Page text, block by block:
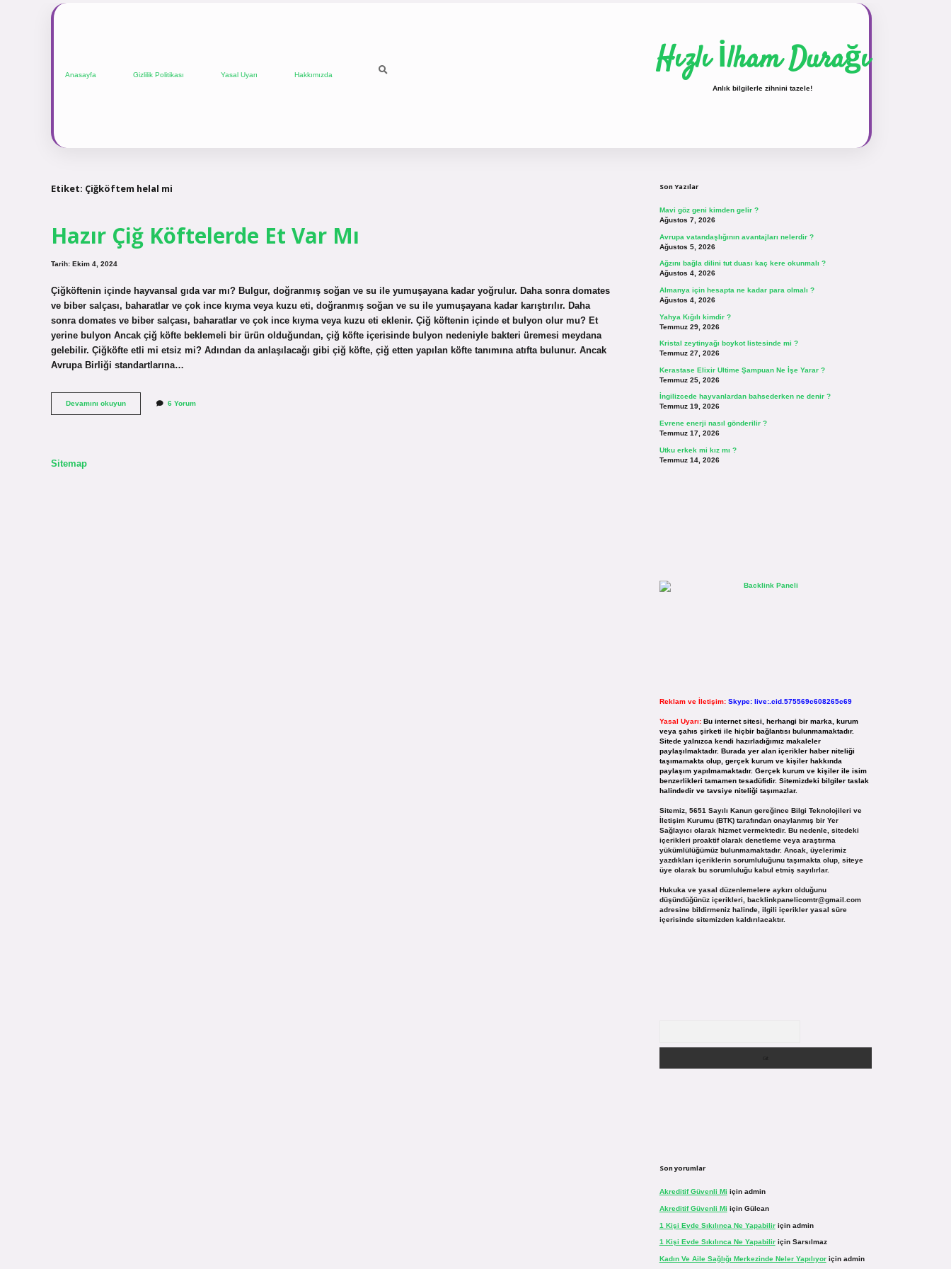
Anasayfa Gizlilik Politikası Yasal Uyarı Hakkımızda Hızlı İlham Durağı
Anlık bilgilerle zihnini tazele!
Etiket: Çiğköftem helal mi
Hazır Çiğ Köftelerde Et Var Mı
Tarih: Ekim 4, 2024
Çiğköftenin içinde hayvansal gıda var mı? Bulgur, doğranmış soğan ve su ile yumuşayana kadar yoğrulur. Daha sonra domates
ve biber salçası, baharatlar ve çok ince kıyma veya kuzu eti, doğranmış soğan ve su ile yumuşayana kadar karıştırılır. Daha
sonra domates ve biber salçası, baharatlar ve çok ince kıyma veya kuzu eti eklenir. Çiğ köftenin içinde et bulyon olur mu? Et
yerine bulyon Ancak çiğ köfte beklemeli bir ürün olduğundan, çiğ köfte içerisinde bulyon nedeniyle bakteri üremesi meydana
gelebilir. Çiğköfte etli mi etsiz mi? Adından da anlaşılacağı gibi çiğ köfte, çiğ etten yapılan köfte tanımına atıfta bulunur. Ancak
Avrupa Birliği standartlarına…
Devamını okuyunHazır
Çiğ
6 Yorum
Sitemap
Son Yazılar
Mavi göz geni kimden gelir ?
Ağustos 7, 2026
Avrupa vatandaşlığının avantajları nelerdir ?
Ağustos 5, 2026
Ağzını bağla dilini tut duası kaç kere okunmalı ?
Ağustos 4, 2026
Almanya için hesapta ne kadar para olmalı ?
Ağustos 4, 2026
Yahya Kığılı kimdir ?
Temmuz 29, 2026
Kristal zeytinyağı boykot listesinde mi ?
Temmuz 27, 2026
Kerastase Elixir Ultime Şampuan Ne İşe Yarar ?
Temmuz 25, 2026
İngilizcede hayvanlardan bahsederken ne denir ?
Temmuz 19, 2026
Evrene enerji nasıl gönderilir ?
Temmuz 17, 2026
Utku erkek mi kız mı ?
Temmuz 14, 2026
Reklam ve İletişim: Skype: live:.cid.575569c608265c69
Yasal Uyarı: Bu internet sitesi, herhangi bir marka, kurum
veya şahıs şirketi ile hiçbir bağlantısı bulunmamaktadır.
Sitede yalnızca kendi hazırladığımız makaleler
paylaşılmaktadır. Burada yer alan içerikler haber niteliği
taşımamakta olup, gerçek kurum ve kişiler hakkında
paylaşım yapılmamaktadır. Gerçek kurum ve kişiler ile isim
benzerlikleri tamamen tesadüfidir. Sitemizdeki bilgiler taslak
halindedir ve tavsiye niteliği taşımazlar.
Sitemiz, 5651 Sayılı Kanun gereğince Bilgi Teknolojileri ve
İletişim Kurumu (BTK) tarafından onaylanmış bir Yer
Sağlayıcı olarak hizmet vermektedir. Bu nedenle, sitedeki
içerikleri proaktif olarak denetleme veya araştırma
yükümlülüğümüz bulunmamaktadır. Ancak, üyelerimiz
yazdıkları içeriklerin sorumluluğunu taşımakta olup, siteye
üye olarak bu sorumluluğu kabul etmiş sayılırlar.
Hukuka ve yasal düzenlemelere aykırı olduğunu
düşündüğünüz içerikleri, backlinkpanelicomtr@gmail.com
adresine bildirmeniz halinde, ilgili içerikler yasal süre
içerisinde sitemizden kaldırılacaktır.
Son yorumlar
Akreditif Güvenli Mi için admin
Akreditif Güvenli Mi için Gülcan
1 Kişi Evde Sıkılınca Ne Yapabiliriçin admin
1 Kişi Evde Sıkılınca Ne Yapabiliriçin Sarsılmaz
Kadın Ve Aile Sağlığı Merkezinde Neler Yapılıyoriçin admin